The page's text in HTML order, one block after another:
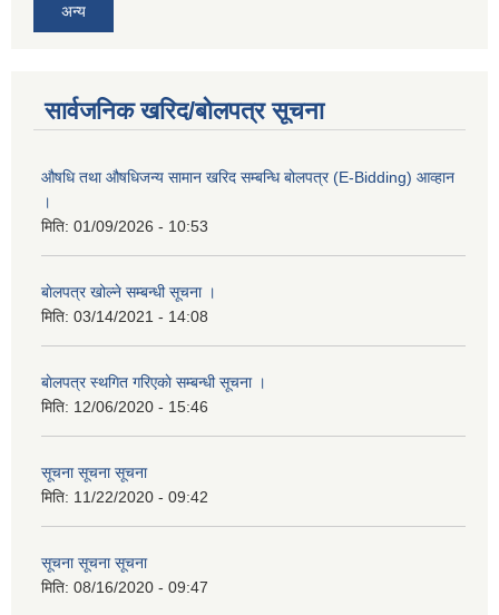
अन्य
सार्वजनिक खरिद/बोलपत्र सूचना
औषधि तथा औषधिजन्य सामान खरिद सम्बन्धि बोलपत्र (E-Bidding) आव्हान
।
मिति: 01/09/2026 - 10:53
बाेलपत्र खोल्ने सम्बन्धी सूचना ।
मिति: 03/14/2021 - 14:08
बाेलपत्र स्थगित गरिएकाे सम्बन्धी सूचना ।
मिति: 12/06/2020 - 15:46
सूचना सूचना सूचना
मिति: 11/22/2020 - 09:42
सूचना सूचना सूचना
मिति: 08/16/2020 - 09:47